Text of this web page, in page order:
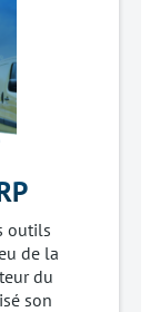
outils
de la
du
son